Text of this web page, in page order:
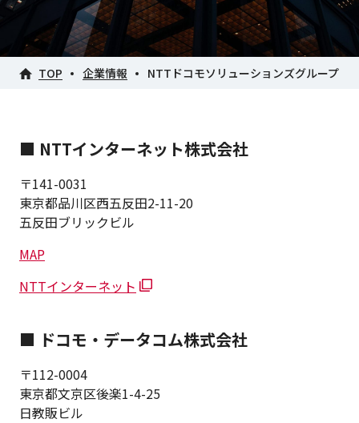
TOP 企業情報 NTTドコモソリューションズグループ
■ NTTインターネット株式会社
〒141-0031
東京都品川区西五反田2-11-20
五反田ブリックビル
MAP
NTTインターネット
■ ドコモ・データコム株式会社
〒112-0004
東京都文京区後楽1-4-25
日教販ビル